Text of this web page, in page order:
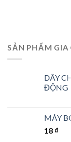
SẢN PHẨM GIA
DÂY
ĐỘNG
MÁY
18 ₫